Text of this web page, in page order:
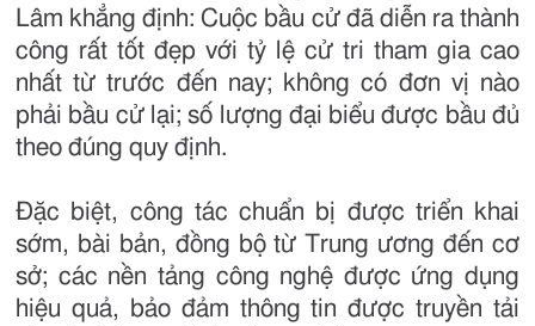
Lâm khẳng định: Cuộc bầu cử đã diễn ra thành
công rất tốt đẹp với tỷ lệ cử tri tham gia cao
nhất từ trước đến nay; không có đơn vị nào
phải bầu cử lại; số lượng đại biểu được bầu đủ
theo đúng quy định.
Đặc biệt, công tác chuẩn bị được triển khai
sớm, bài bản, đồng bộ từ Trung ương đến cơ
sở; các nền tảng công nghệ được ứng dụng
hiệu quả, bảo đảm thông tin được truyền tải